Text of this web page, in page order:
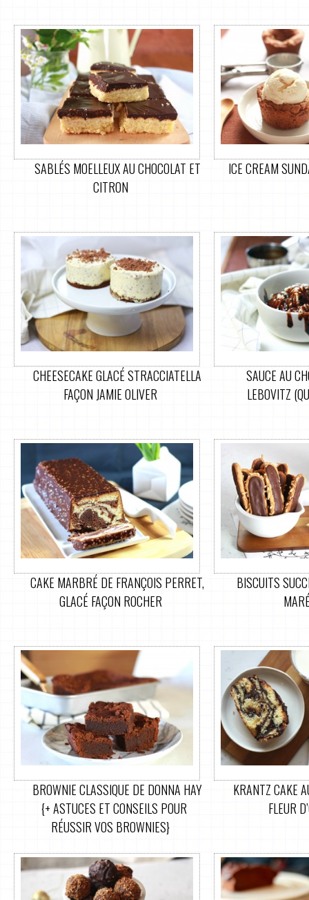
SABLÉS MOELLEUX AU CHOCOLAT ET
CITRON
ICE CREAM
CHEESECAKE GLACÉ STRACCIATELLA
FAÇON JAMIE OLIVER
SAUCE AU
LEBOVITZ
CAKE MARBRÉ DE FRANÇOIS PERRET,
GLACÉ FAÇON ROCHER
BISCUITS
BROWNIE CLASSIQUE DE DONNA HAY
{+ ASTUCES ET CONSEILS POUR
RÉUSSIR VOS BROWNIES}
KRANTZ CAKE
FLEUR